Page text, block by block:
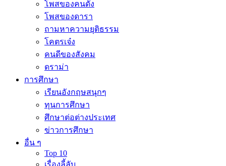
โพสของคนดัง
โพสของดารา
ถามหาความยุติธรรม
โคตรเจ๋ง
คนดีของสังคม
ดราม่า
การศึกษา
เรียนอังกฤษสนุกๆ
ทุนการศึกษา
ศึกษาต่อต่างประเทศ
ข่าวการศึกษา
อื่น ๆ
Top 10
เรื่องลี้ลับ